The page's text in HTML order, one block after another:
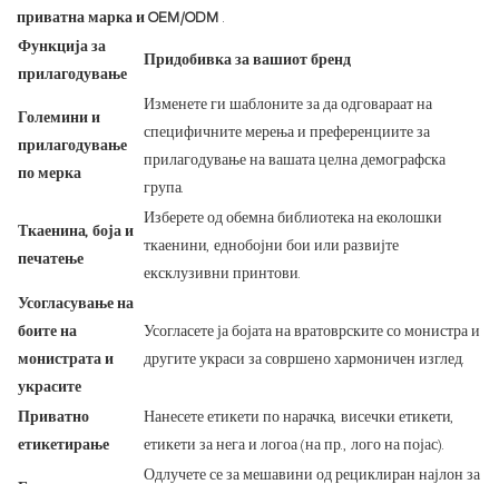
приватна марка и OEM/ODM .
Функција за
прилагодување
Придобивка за вашиот бренд
Големини и
прилагодување
по мерка
Изменете ги шаблоните за да одговараат на
специфичните мерења и преференциите за
прилагодување на вашата целна демографска
група.
Ткаенина, боја и
печатење
Изберете од обемна библиотека на еколошки
ткаенини, еднобојни бои или развијте
ексклузивни принтови.
Усогласување на
боите на
монистрата и
украсите
Усогласете ја бојата на вратоврските со монистра и
другите украси за совршено хармоничен изглед.
Приватно
етикетирање
Нанесете етикети по нарачка, висечки етикети,
етикети за нега и логоа (на пр., лого на појас).
Одлучете се за мешавини од рециклиран најлон за